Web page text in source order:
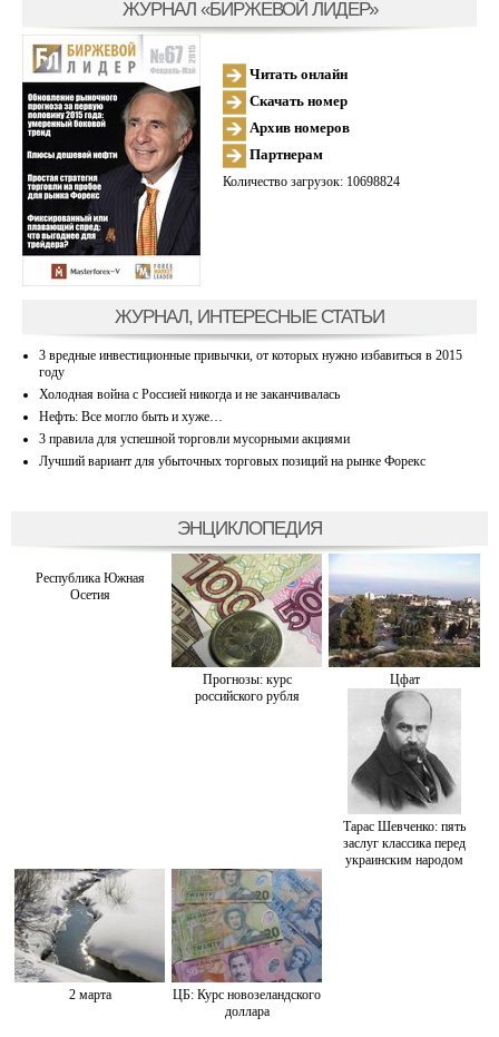
ЖУРНАЛ «БИРЖЕВОЙ ЛИДЕР»
Читать онлайн
Скачать номер
Архив номеров
Партнерам
Количество загрузок: 10698824
ЖУРНАЛ, ИНТЕРЕСНЫЕ СТАТЬИ
3 вредные инвестиционные привычки, от которых нужно избавиться в 2015
году
Холодная война с Россией никогда и не заканчивалась
Нефть: Все могло быть и хуже…
3 правила для успешной торговли мусорными акциями
Лучший вариант для убыточных торговых позиций на рынке Форекс
ЭНЦИКЛОПЕДИЯ
Республика Южная
Осетия
Прогнозы: курс
российского рубля
Цфат
Тарас Шевченко: пять
заслуг классика перед
украинским народом
2 марта
ЦБ: Курс новозеландского
доллара